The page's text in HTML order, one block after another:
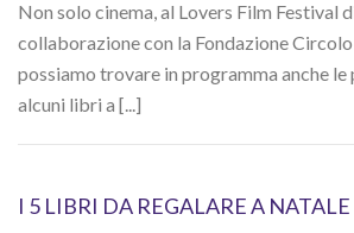
Non solo cinema, al Lovers Film Festival
collaborazione con la Fondazione
possiamo trovare in programma anche le
alcuni libri a [...]
I 5 LIBRI DA REGALARE A